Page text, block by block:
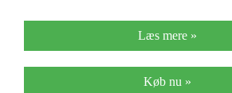
Læs mere »
Køb nu »